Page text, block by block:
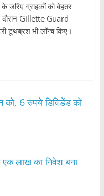
जरिए ग्राहकों को बेहतर
दौरान Gillette Guard
टूथब्रश भी लॉन्च किए।
को, 6 रुपये डिविडेंड को
लाख का निवेश बना